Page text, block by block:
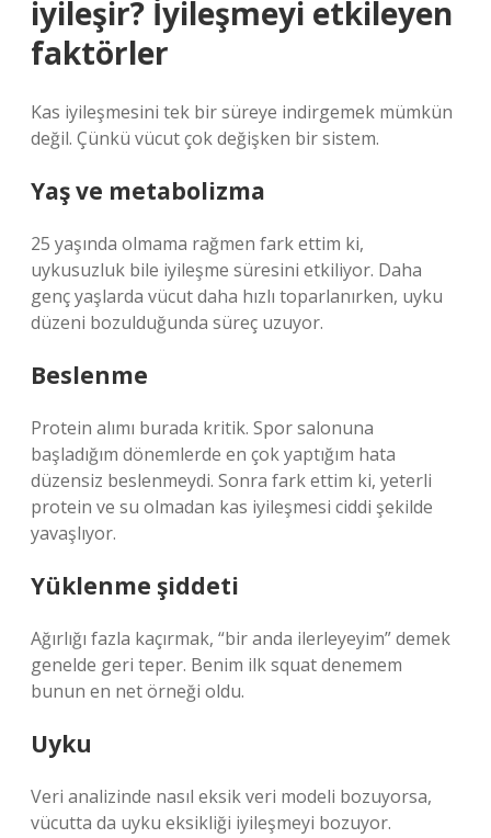
iyileşir? İyileşmeyi etkileyen
faktörler
Kas iyileşmesini tek bir süreye indirgemek mümkün
değil. Çünkü vücut çok değişken bir sistem.
Yaş ve metabolizma
25 yaşında olmama rağmen fark ettim ki,
uykusuzluk bile iyileşme süresini etkiliyor. Daha
genç yaşlarda vücut daha hızlı toparlanırken, uyku
düzeni bozulduğunda süreç uzuyor.
Beslenme
Protein alımı burada kritik. Spor salonuna
başladığım dönemlerde en çok yaptığım hata
düzensiz beslenmeydi. Sonra fark ettim ki, yeterli
protein ve su olmadan kas iyileşmesi ciddi şekilde
yavaşlıyor.
Yüklenme şiddeti
Ağırlığı fazla kaçırmak, “bir anda ilerleyeyim” demek
genelde geri teper. Benim ilk squat denemem
bunun en net örneği oldu.
Uyku
Veri analizinde nasıl eksik veri modeli bozuyorsa,
vücutta da uyku eksikliği iyileşmeyi bozuyor.